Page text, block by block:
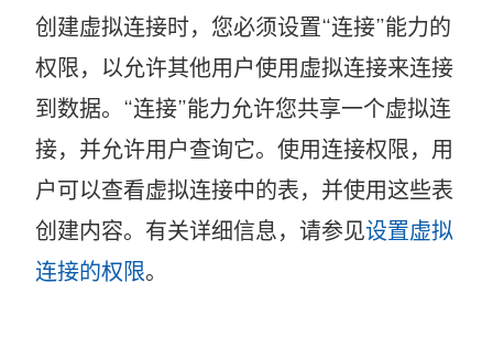
创建虚拟连接时，您必须设置“连接”能力的
权限，以允许其他用户使用虚拟连接来连接
到数据。“连接”能力允许您共享一个虚拟连
接，并允许用户查询它。使用连接权限，用
户可以查看虚拟连接中的表，并使用这些表
创建内容。有关详细信息，请参见设置虚拟
连接的权限。